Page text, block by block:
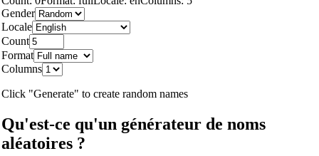
Gender
Locale
Count
Format
Columns
Click "Generate" to create random names
Qu'est-ce qu'un générateur de noms
aléatoires ?